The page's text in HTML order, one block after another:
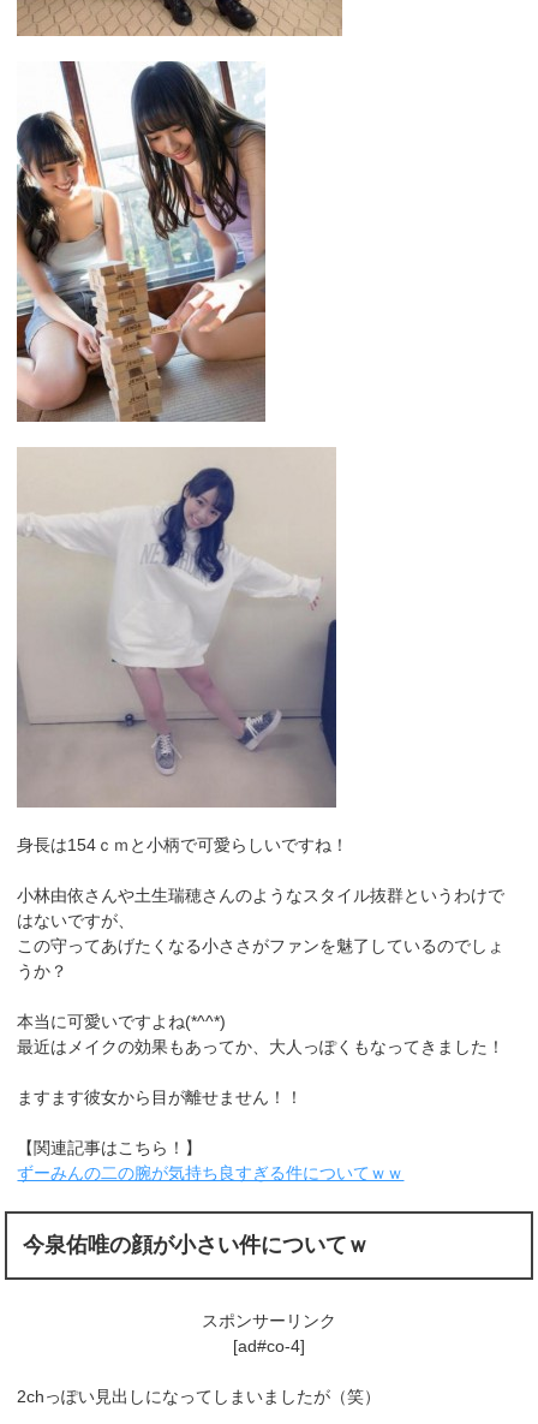
身長は154ｃｍと小柄で可愛らしいですね！
小林由依さんや土生瑞穂さんのようなスタイル抜群というわけで
はないですが、
この守ってあげたくなる小ささがファンを魅了しているのでしょ
うか？
本当に可愛いですよね(*^^*)
最近はメイクの効果もあってか、大人っぽくもなってきました！
ますます彼女から目が離せません！！
【関連記事はこちら！】
ずーみんの二の腕が気持ち良すぎる件についてｗｗ
今泉佑唯の顔が小さい件についてｗ
スポンサーリンク
[ad#co-4]
2chっぽい見出しになってしまいましたが（笑）